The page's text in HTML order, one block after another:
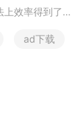
上效率得到了
ad下载